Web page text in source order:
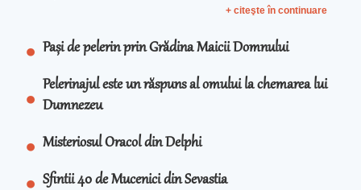
+ citeşte în continuare
Pași de pelerin prin Grădina Maicii Domnului
Pelerinajul este un răspuns al omului la chemarea lui
Dumnezeu
Misteriosul Oracol din Delphi
Sfintii 40 de Mucenici din Sevastia